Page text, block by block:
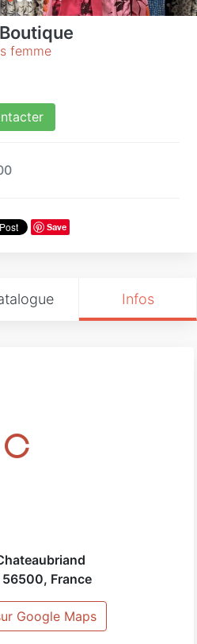
femme
Save
Infos
56500, France
Google Maps